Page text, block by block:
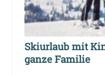
Skiurlaub mit
ganze Familie